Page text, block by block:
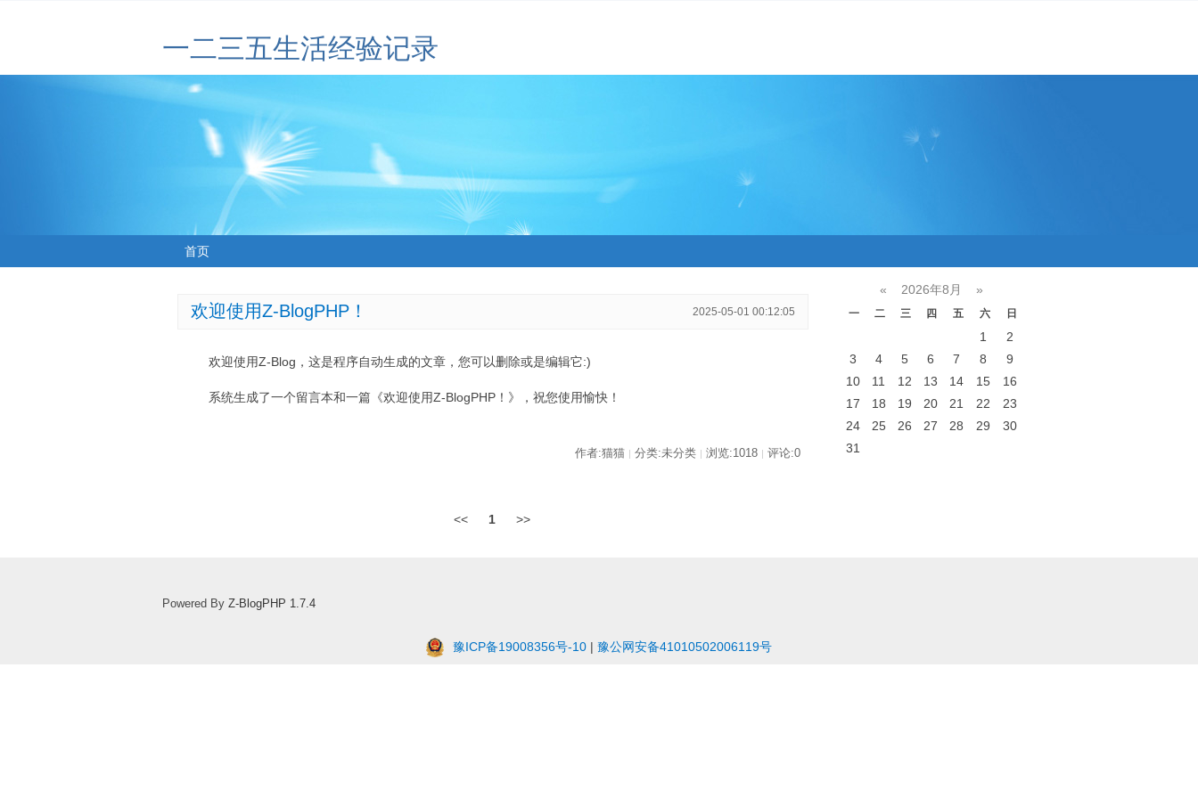
一二三五生活经验记录
首页
欢迎使用Z-BlogPHP！ 2025-05-01 00:12:05
欢迎使用Z-Blog，这是程序自动生成的文章，您可以删除或是编辑它:)
系统生成了一个留言本和一篇《欢迎使用Z-BlogPHP！》，祝您使用愉快！
作者:猫猫 | 分类:未分类 | 浏览:1018 | 评论:0
<< 1 >>
« 2026年8月 »
一 二 三 四 五 六 日
1
2
3
4 5 6 7 8
9
10
11 12 13 14 15
16
17
18 19 20 21 22
23
24
25 26 27 28 29
30
31
Powered By Z-BlogPHP 1.7.4
豫ICP备19008356号-10 | 豫公网安备41010502006119号